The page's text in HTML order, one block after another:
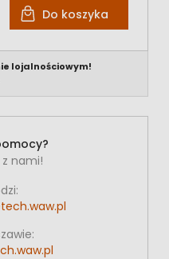
Do koszyka
lojalnościowym!
nami!